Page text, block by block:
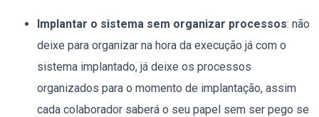
Implantar o sistema sem organizar processos: não
deixe para organizar na hora da execução já com o
sistema implantado, já deixe os processos
organizados para o momento de implantação, assim
cada colaborador saberá o seu papel sem ser pego se